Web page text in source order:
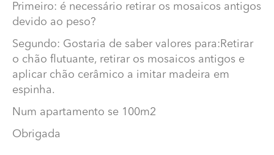
Trocar flutuante por cerâmico
Boa noite
Coloquei chão flutuante à 5 anos mas depois adquiri
um cão e o xixi e riscos... o chão não durou e está
Primeiro: é necessário retirar os mosaicos antigos
devido ao peso?
Segundo: Gostaria de saber valores para:Retirar
o chão flutuante, retirar os mosaicos antigos e
aplicar chão cerâmico a imitar madeira em
espinha.
Num apartamento se 100m2
Obrigada